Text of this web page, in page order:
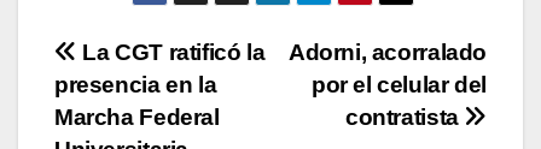
p
o
k
k
Navegación
de
Adorni, acorralado
por el celular del
contratista
La CGT ratificó la
presencia en la
Marcha Federal